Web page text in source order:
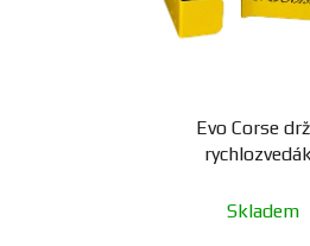
Evo Corse
Skladem